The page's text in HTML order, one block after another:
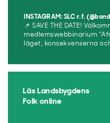
INSTAGRAM: SLC r.f.
📌 SAVE THE DATE!
medlemswebbinarium
läget, konsekvenserna
Läs Landsbygdens
Folk online